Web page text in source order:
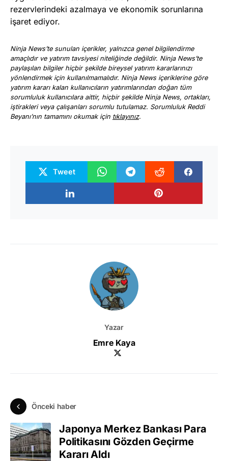
rezervlerindeki azalmaya ve ekonomik sorunlarına
işaret ediyor.
Ninja News’te sunulan içerikler, yalnızca genel bilgilendirme
amaçlıdır ve yatırım tavsiyesi niteliğinde değildir. Ninja News’te
paylaşılan bilgiler hiçbir şekilde bireysel yatırım kararlarınızı
yönlendirmek için kullanılmamalıdır. Ninja News içeriklerine göre
yatırım kararı kalan kullanıcıların yatırımlarından doğan tüm
sorumluluk kullanıcılara aittir, hiçbir şekilde Ninja News, ortakları,
iştirakleri veya çalışanları sorumlu tutulamaz. Sorumluluk Reddi
Beyanı’nın tamamını okumak için tıklayınız.
Tweet
Yazar
Emre Kaya
Önceki haber
Japonya Merkez Bankası Para
Politikasını Gözden Geçirme
Kararı Aldı